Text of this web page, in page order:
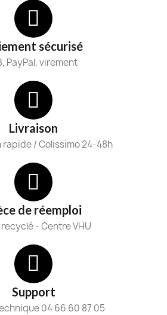
sécurisé
PayPal, virement
Livraison
/ Colissimo 24-48h
de réemploi
recyclé - Centre VHU
Support
04 66 60 87 05